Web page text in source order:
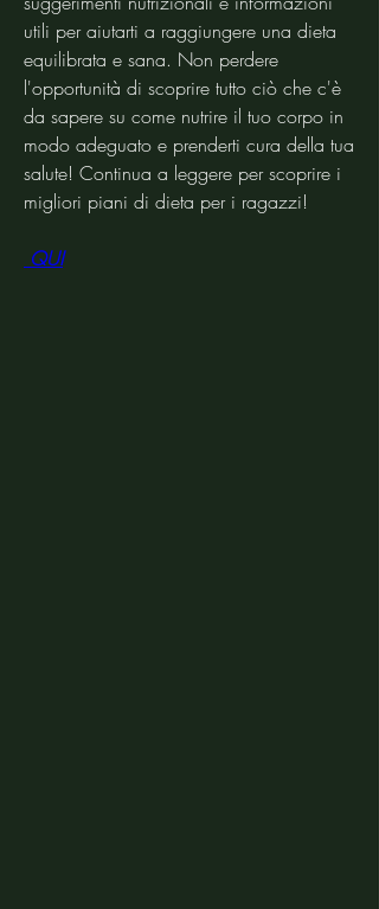
utili per aiutarti a raggiungere una dieta
equilibrata e sana. Non perdere
l'opportunità di scoprire tutto ciò che c'è
da sapere su come nutrire il tuo corpo in
modo adeguato e prenderti cura della tua
salute! Continua a leggere per scoprire i
migliori piani di dieta per i ragazzi!
QUI